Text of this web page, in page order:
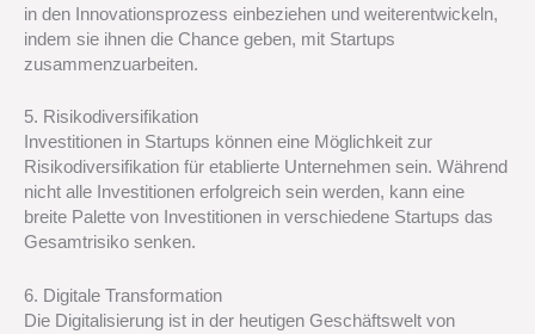
in den Innovationsprozess einbeziehen und weiterentwickeln,
indem sie ihnen die Chance geben, mit Startups
zusammenzuarbeiten.
5. Risikodiversifikation
Investitionen in Startups können eine Möglichkeit zur
Risikodiversifikation für etablierte Unternehmen sein. Während
nicht alle Investitionen erfolgreich sein werden, kann eine
breite Palette von Investitionen in verschiedene Startups das
Gesamtrisiko senken.
6. Digitale Transformation
Die Digitalisierung ist in der heutigen Geschäftswelt von